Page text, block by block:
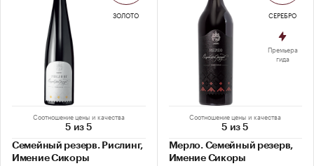
Соотношение цены и качества
5 из 5
Семейный резерв. Рислинг,
Имение Сикоры
ЗОЛОТО
Соотношение цены и качества
5 из 5
Мерло. Семейный резерв,
Имение Сикоры
СЕРЕБРО
Премьера
гида